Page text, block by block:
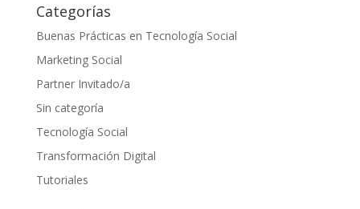
Categorías
Buenas Prácticas en Tecnología Social
Marketing Social
Partner Invitado/a
Sin categoría
Tecnología Social
Transformación Digital
Tutoriales